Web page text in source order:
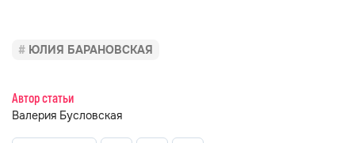
ЮЛИЯ БАРАНОВСКАЯ
Автор статьи
Валерия Бусловская